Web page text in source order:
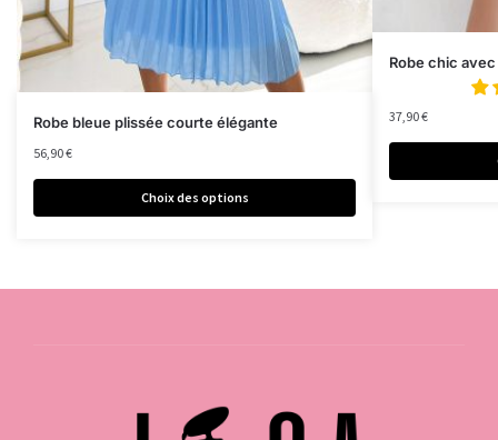
Robe bleue plissée courte élégante
56,90€
Choix des options
Robe chic
37,90€